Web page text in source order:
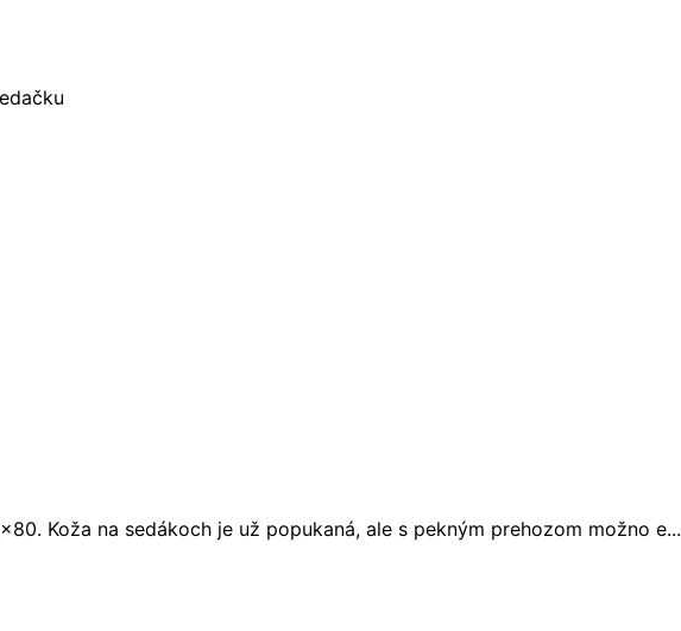
Koža na sedákoch je už popukaná, ale s pekným prehozom možno e...